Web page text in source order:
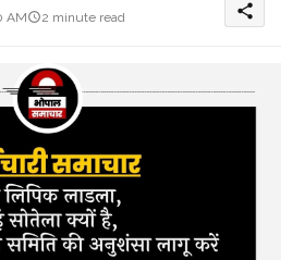
AM
2 minute read share